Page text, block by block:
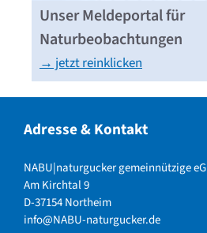
Unser Meldeportal für
Naturbeobachtungen
→ jetzt reinklicken
Adresse & Kontakt
NABU|naturgucker gemeinnützige eG
Am Kirchtal 9
D-37154 Northeim
info@NABU-naturgucker.de